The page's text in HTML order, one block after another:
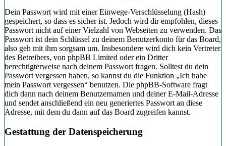
Dein Passwort wird mit einer Einwege-Verschlüsselung (Hash)
gespeichert, so dass es sicher ist. Jedoch wird dir empfohlen, dieses
Passwort nicht auf einer Vielzahl von Webseiten zu verwenden. Das
Passwort ist dein Schlüssel zu deinem Benutzerkonto für das Board,
also geh mit ihm sorgsam um. Insbesondere wird dich kein Vertreter
des Betreibers, von phpBB Limited oder ein Dritter
berechtigterweise nach deinem Passwort fragen. Solltest du dein
Passwort vergessen haben, so kannst du die Funktion „Ich habe
mein Passwort vergessen“ benutzen. Die phpBB-Software fragt
dich dann nach deinem Benutzernamen und deiner E-Mail-Adresse
und sendet anschließend ein neu generiertes Passwort an diese
Adresse, mit dem du dann auf das Board zugreifen kannst.
Gestattung der Datenspeicherung